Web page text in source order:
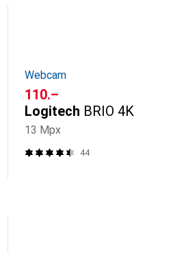
Webcam
CHF
110.–
Logitech BRIO 4K
13 Mpx
44